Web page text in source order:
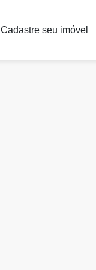
Cadastre seu imóvel